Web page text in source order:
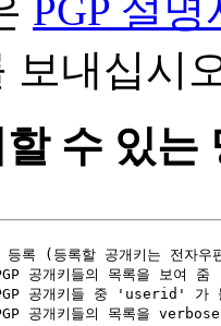
PGP 설명
보내십시
수 있는
록할 공개키는 전자우편
개키들의 목록을 보여
공개키들 중 'userid' 가
공개키들의 목록을